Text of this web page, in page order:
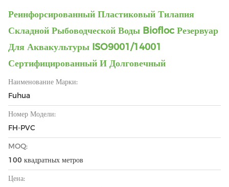
Реинфорсированный Пластиковый Тилапия
Складной Рыбоводческой Воды Biofloc Резервуар
Для Аквакультуры ISO9001/14001
Сертифицированный И Долговечный
Наименование Марки:
Fuhua
Номер Модели:
FH-PVC
MOQ:
100 квадратных метров
Цена: